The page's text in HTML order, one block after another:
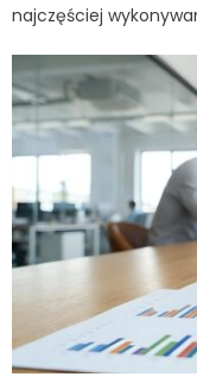
najczęściej